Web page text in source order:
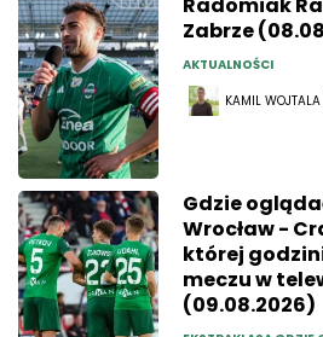
Radomiak
Zabrze
AKTUALNOŚCI
KAMIL
Gdzie
Wrocław -
której
meczu w
(09.08.2026)